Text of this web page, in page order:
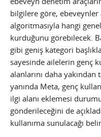
bilgilere göre, ebeveynler
algoritmasıyla hangi
kurduğunu görebilecek.
gibi geniş kategori
sayesinde ailelerin genç
alanlarını daha
yanında Meta, genç
ilgi alanı eklemesi
gönderileceğini de
kullanıma sunulacağı